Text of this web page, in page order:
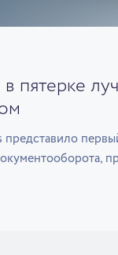
в пятерке
представило